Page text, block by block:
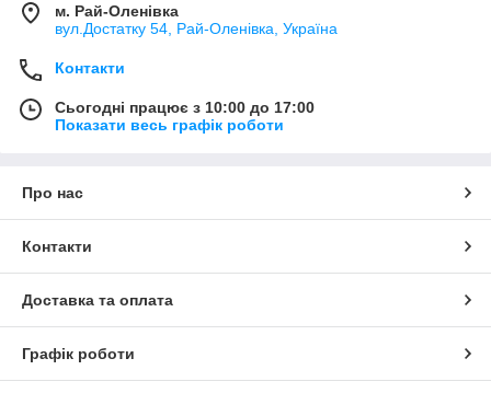
м. Рай-Оленівка
вул.Достатку 54, Рай-Оленівка, Україна
Контакти
Сьогодні працює з 10:00 до 17:00
Показати весь графік роботи
Про нас
Контакти
Доставка та оплата
Графік роботи